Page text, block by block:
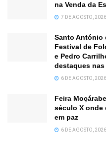
na Venda da
7 DE AGOSTO, 2026
Santo António
Festival de
e Pedro
destaques
6 DE AGOSTO, 2026
Feira
século X onde
em paz
6 DE AGOSTO, 2026